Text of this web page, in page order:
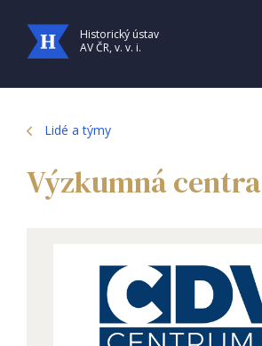
Historický ústav
AV ČR, v. v. i.
Lidé a týmy
Výzkumná centra